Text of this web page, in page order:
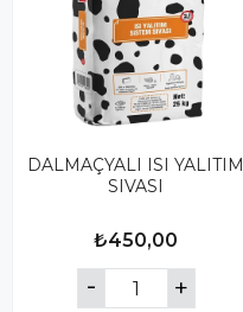
DALMAÇYALI ISI YALITIM
SIVASI
₺450,00